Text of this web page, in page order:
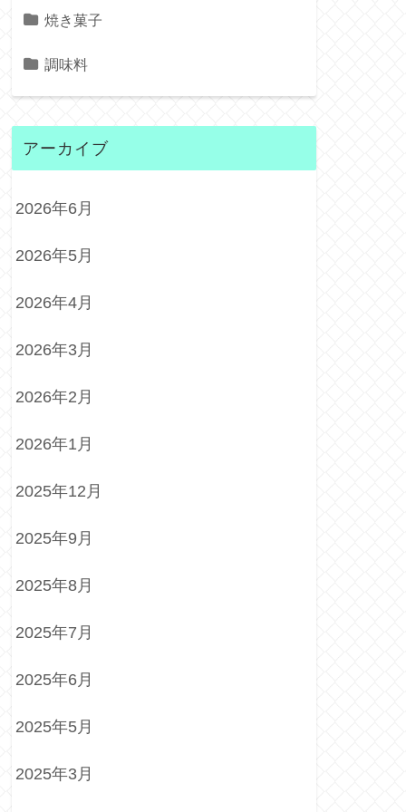
焼き菓子
調味料
アーカイブ
2026年6月
2026年5月
2026年4月
2026年3月
2026年2月
2026年1月
2025年12月
2025年9月
2025年8月
2025年7月
2025年6月
2025年5月
2025年3月